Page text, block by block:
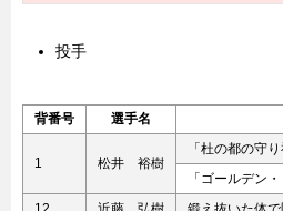
投手
背番号 選手名
1 松井 裕樹
「杜の都の守
「ゴールデン